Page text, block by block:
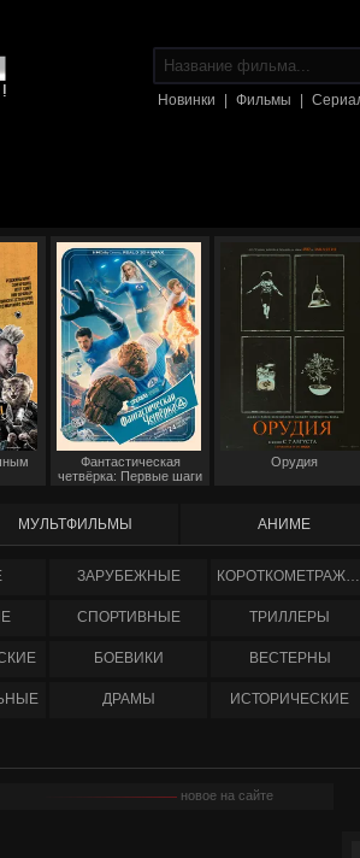
Новинки Фильмы
Фантастическая
четвёрка: Первые шаги
Орудия
МУЛЬТФИЛЬМЫ АНИМЕ
ЗАРУБЕЖНЫЕ КОРОТКОМЕТРАЖНЫЕ
СПОРТИВНЫЕ ТРИЛЛЕРЫ
БОЕВИКИ ВЕСТЕРНЫ
ДРАМЫ ИСТОРИЧЕСКИЕ
новое на сайте